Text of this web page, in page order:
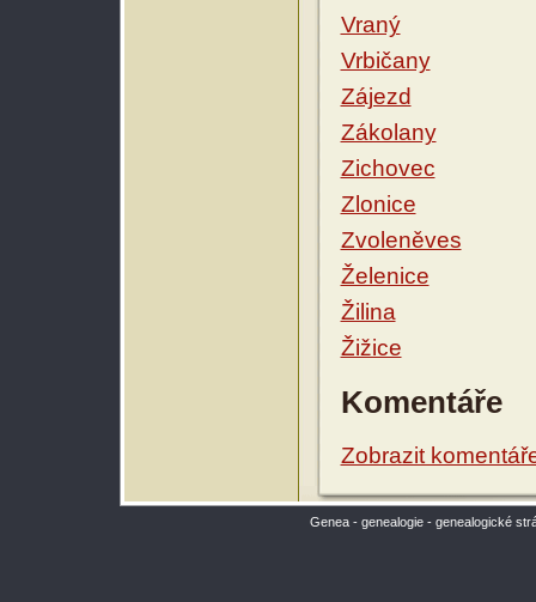
Vraný
Vrbičany
Zájezd
Zákolany
Zichovec
Zlonice
Zvoleněves
Želenice
Žilina
Žižice
Komentáře
Zobrazit
Genea - genealogie - genealogické